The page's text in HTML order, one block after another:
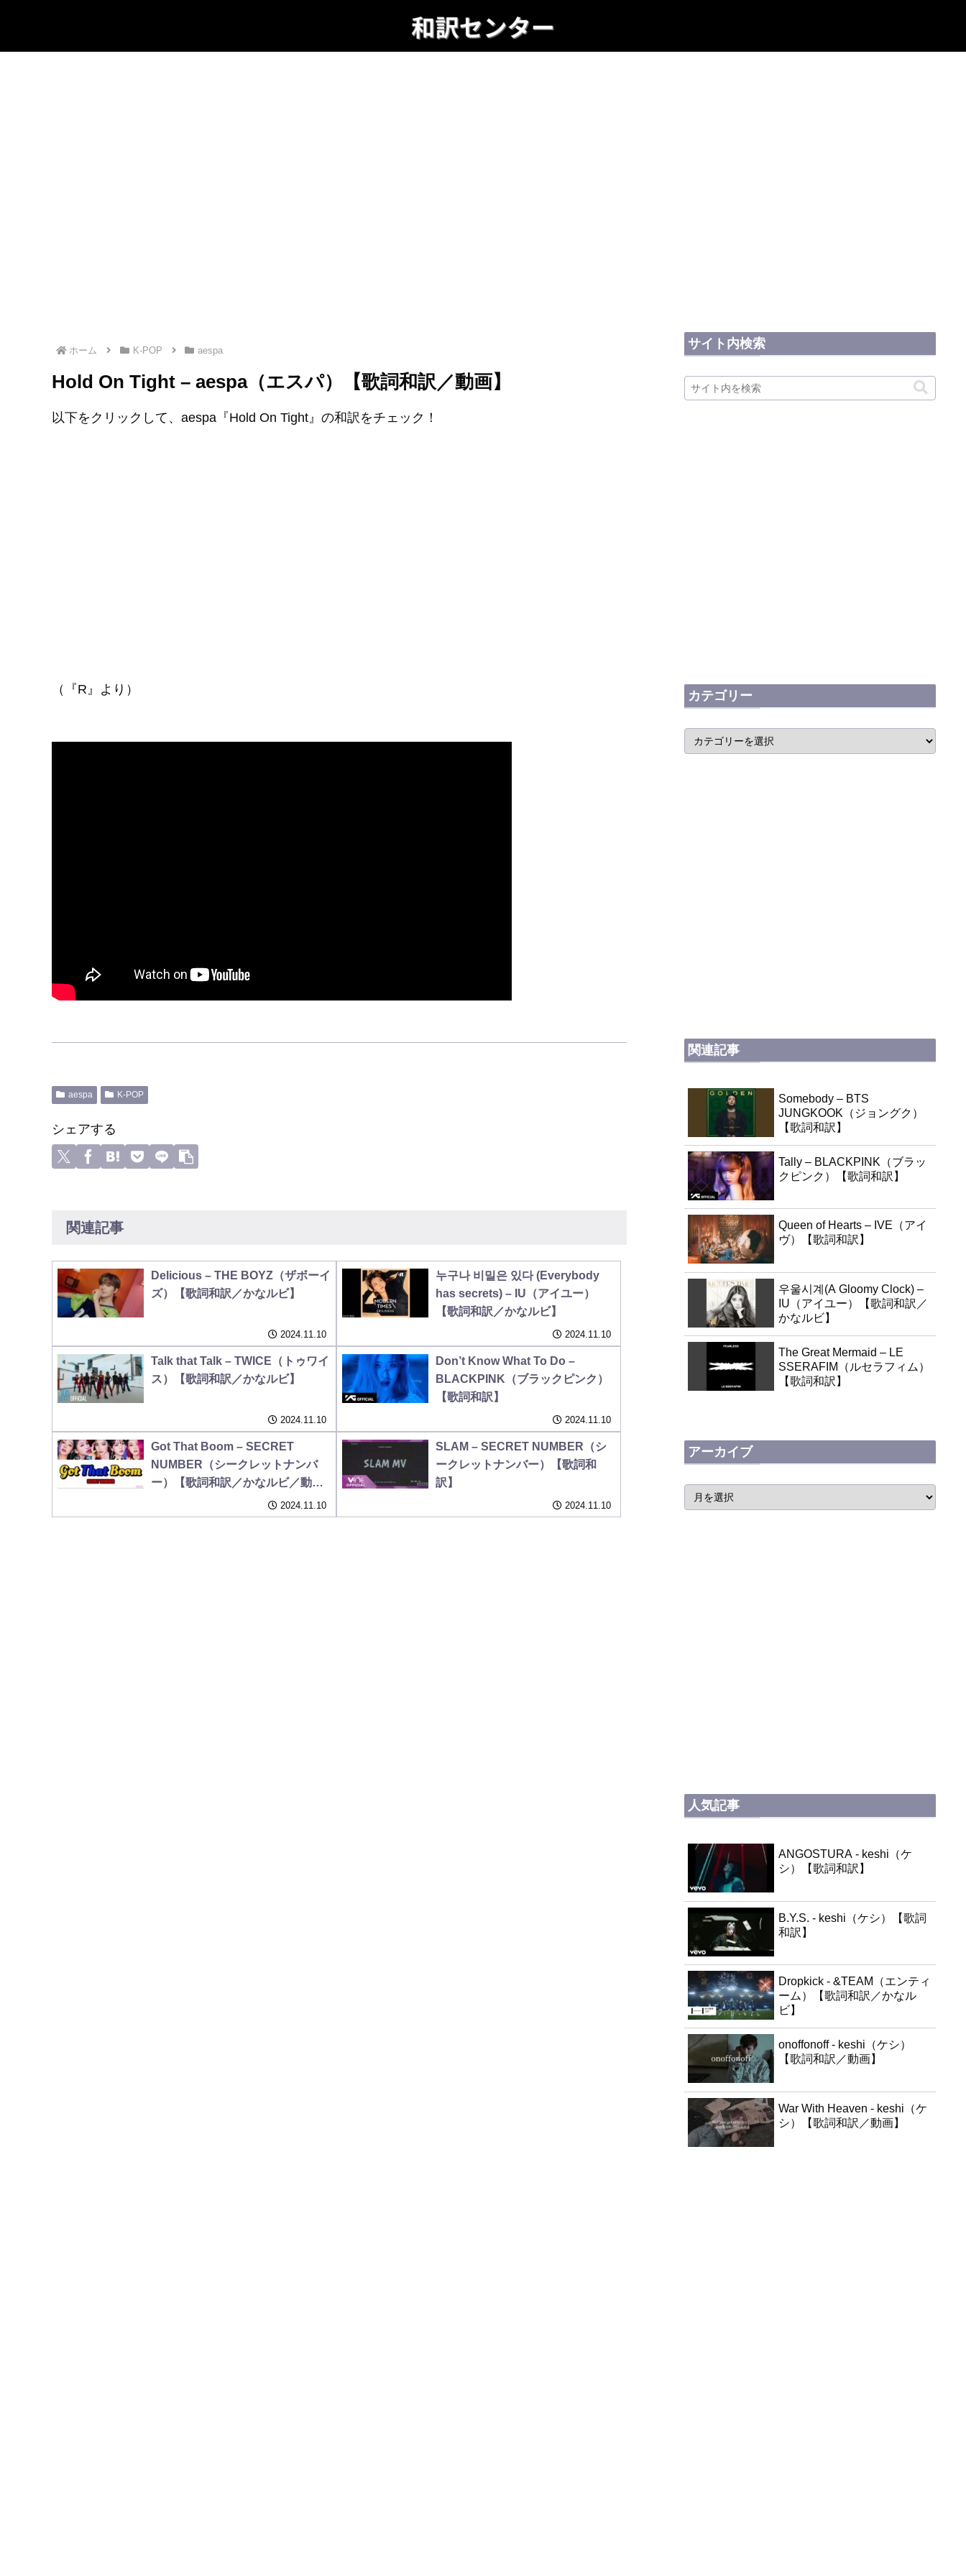
ホーム K-POP aespa
Hold On Tight – aespa（エスパ）【歌詞和訳／動画】
以下をクリックして、aespa『Hold On Tight』の和訳をチェック！
（『R』より）
aespa K-POP
シェアする
関連記事
Delicious – THE BOYZ（ザボーイ
ズ）【歌詞和訳／かなルビ】
2024.11.10
누구나 비밀은 있다 (Everybody
has secrets) – IU（アイユー）
【歌詞和訳／かなルビ】
2024.11.10
Talk that Talk – TWICE（トゥワイ
ス）【歌詞和訳／かなルビ】
2024.11.10
Don’t Know What To Do –
BLACKPINK（ブラックピンク）
【歌詞和訳】
2024.11.10
Got That Boom – SECRET
NUMBER（シークレットナンバ
ー）【歌詞和訳／かなルビ／動
2024.11.10
SLAM – SECRET NUMBER（シ
ークレットナンバー）【歌詞和
訳】
2024.11.10
サイト内検索
カテゴリー
関連記事
Somebody – BTS
JUNGKOOK（ジョングク）
【歌詞和訳】
Tally – BLACKPINK（ブラッ
クピンク）【歌詞和訳】
Queen of Hearts – IVE（アイ
ヴ）【歌詞和訳】
우울시계(A Gloomy Clock) –
IU（アイユー）【歌詞和訳／
かなルビ】
The Great Mermaid – LE
SSERAFIM（ルセラフィム）
【歌詞和訳】
アーカイブ
人気記事
ANGOSTURA - keshi（ケ
シ）【歌詞和訳】
B.Y.S. - keshi（ケシ）【歌詞
和訳】
Dropkick - &TEAM（エンティ
ーム）【歌詞和訳／かなル
ビ】
onoffonoff - keshi（ケシ）
【歌詞和訳／動画】
War With Heaven - keshi（ケ
シ）【歌詞和訳／動画】